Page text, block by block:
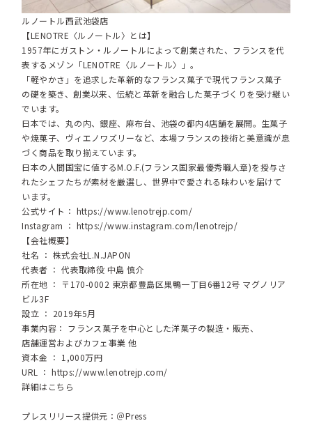
ルノートル西武池袋店
【LENOTRE〈ルノートル〉とは】
1957年にガストン・ルノートルによって創業された、フランスを代
表するメゾン「LENOTRE〈ルノートル〉」。
「軽やかさ」を追求した革新的なフランス菓子で現代フランス菓子
の礎を築き、創業以来、伝統と革新を融合した菓子づくりを受け継い
でいます。
日本では、丸の内、銀座、麻布台、池袋の都内4店舗を展開。生菓子
や焼菓子、ヴィエノワズリーなど、本場フランスの技術と美意識が息
づく商品を取り揃えています。
日本の人間国宝に値するM.O.F.(フランス国家最優秀職人章)を授与さ
れたシェフたちが素材を厳選し、世界中で愛される味わいを届けて
います。
公式サイト： https://www.lenotrejp.com/
Instagram ： https://www.instagram.com/lenotrejp/
【会社概要】
社名 ： 株式会社L.N.JAPON
代表者 ： 代表取締役 中島 慎介
所在地 ： 〒170-0002 東京都豊島区巣鴨一丁目6番12号 マグノリア
ビル3F
設立 ： 2019年5月
事業内容： フランス菓子を中心とした洋菓子の製造・販売、
店舗運営およびカフェ事業 他
資本金 ： 1,000万円
URL ：https://www.lenotrejp.com/
詳細はこちら
プレスリリース提供元：＠Press